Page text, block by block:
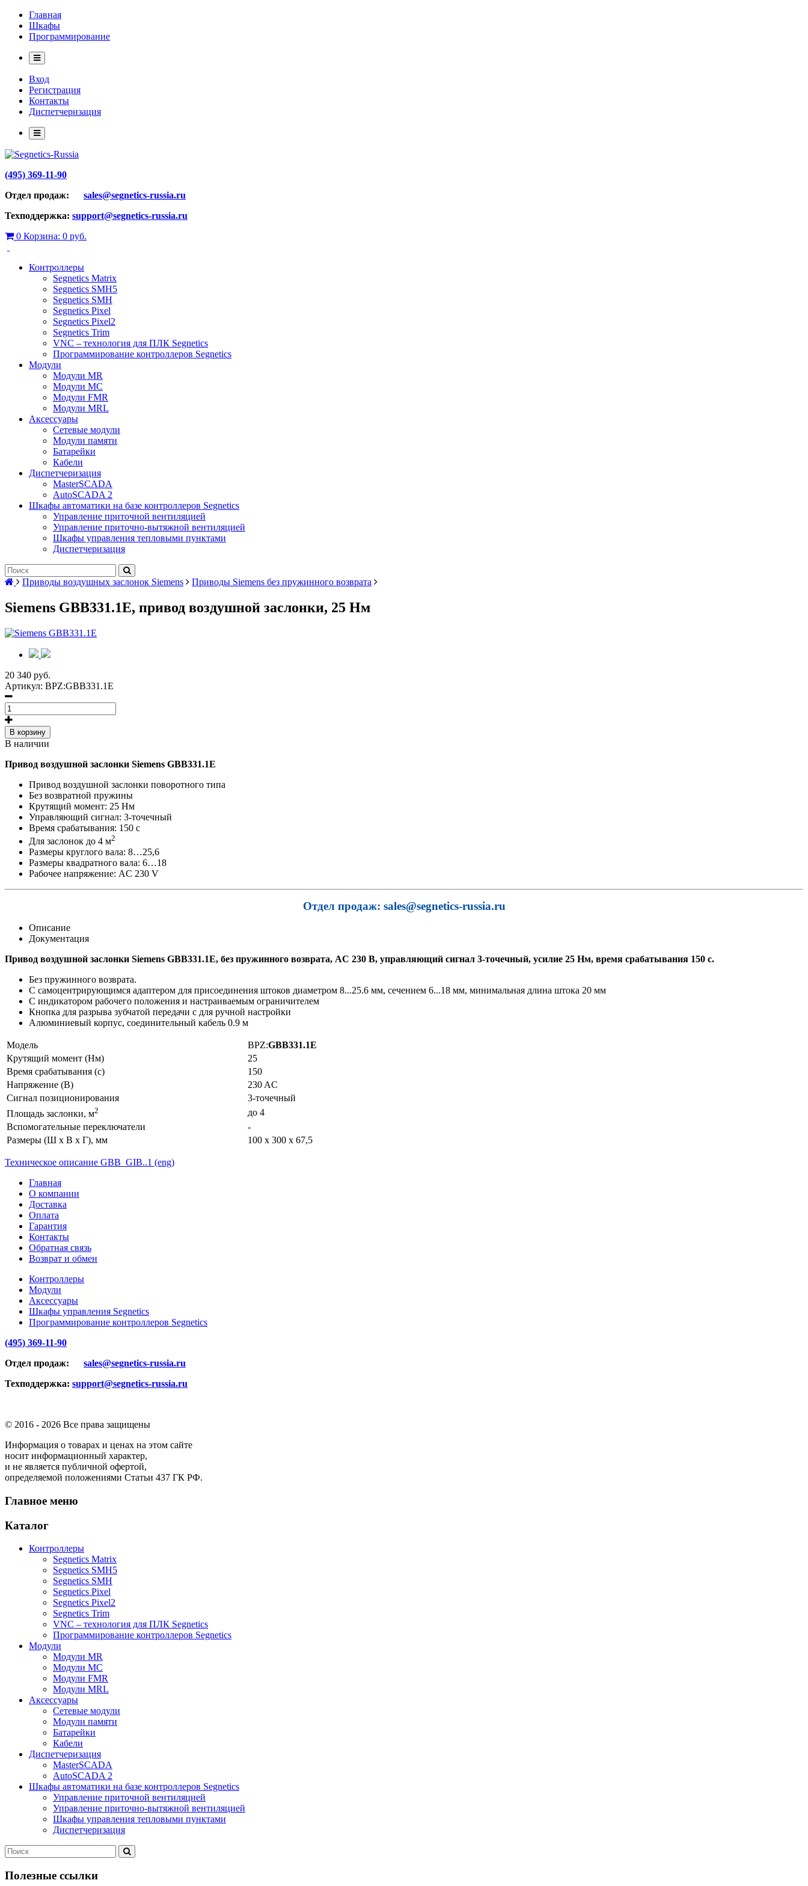
Главная
Шкафы
Программирование
Вход
Регистрация
Контакты
Диспетчеризация
(495) 369-11-90
Отдел продаж: sales@segnetics-russia.ru
Техподдержка: support@segnetics-russia.ru
0 Корзина: 0 руб.
Контроллеры
Segnetics Matrix
Segnetics SMH5
Segnetics SMH
Segnetics Pixel
Segnetics Pixel2
Segnetics Trim
VNC – технология для ПЛК Segnetics
Программирование контроллеров Segnetics
Модули
Модули MR
Модули MC
Модули FMR
Модули MRL
Аксеcсуары
Сетевые модули
Модули памяти
Батарейки
Кабели
Диспетчеризация
MasterSCADA
AutoSCADA 2
Шкафы автоматики на базе контроллеров Segnetics
Управление приточной вентиляцией
Управление приточно-вытяжной вентиляцией
Шкафы управления тепловыми пунктами
Диспетчеризация
Приводы воздушных заслонок Siemens Приводы Siemens без пружинного возврата
Siemens GBB331.1E, привод воздушной заслонки, 25 Нм
20 340 руб.
Артикул: BPZ:GBB331.1E
В корзину
В наличии
Привод воздушной заслонки Siemens GBB331.1E
Привод воздушной заслонки поворотного типа
Без возвратной пружины
Крутящий момент: 25 Нм
Управляющий сигнал: 3-точечный
Время срабатывания: 150 с
Для заслонок до 4 м2
Размеры круглого вала: 8…25,6
Размеры квадратного вала: 6…18
Рабочее напряжение: AC 230 V
Отдел продаж: sales@segnetics-russia.ru
Описание
Документация
Привод воздушной заслонки Siemens GBB331.1E, без пружинного возврата, AC 230 В, управляющий сигнал 3-точечный, усилие 25 Нм, время срабатывания 150 с.
Без пружинного возврата.
С самоцентрирующимся адаптером для присоединения штоков диаметром 8...25.6 мм, сечением 6...18 мм, минимальная длина штока 20 мм
С индикатором рабочего положения и настраиваемым ограничителем
Кнопка для разрыва зубчатой передачи с для ручной настройки
Алюминиевый корпус, соединительный кабель 0.9 м
Модель BPZ:GBB331.1E
Крутящий момент (Нм)
25
Время срабатывания (с)
150
Напряжение (В)
230 AC
Сигнал позиционирования
3-точечный
Площадь заслонки, м2
до 4
Вспомогательные переключатели
-
Размеры (Ш х В х Г), мм
100 x 300 x 67,5
Техническое описание GBB_GIB..1 (eng)
Главная
О компании
Доставка
Оплата
Гарантия
Контакты
Обратная связь
Возврат и обмен
Контроллеры
Модули
Аксессуары
Шкафы управления Segnetics
Программирование контроллеров Segnetics
(495) 369-11-90
Отдел продаж: sales@segnetics-russia.ru
Техподдержка: support@segnetics-russia.ru
© 2016 - 2026 Все права защищены
Информация о товарах и ценах на этом сайте
носит информационный характер,
и не является публичной офертой,
определяемой положениями Статьи 437 ГК РФ.
Главное меню
Каталог
Контроллеры
Segnetics Matrix
Segnetics SMH5
Segnetics SMH
Segnetics Pixel
Segnetics Pixel2
Segnetics Trim
VNC – технология для ПЛК Segnetics
Программирование контроллеров Segnetics
Модули
Модули MR
Модули MC
Модули FMR
Модули MRL
Аксеcсуары
Сетевые модули
Модули памяти
Батарейки
Кабели
Диспетчеризация
MasterSCADA
AutoSCADA 2
Шкафы автоматики на базе контроллеров Segnetics
Управление приточной вентиляцией
Управление приточно-вытяжной вентиляцией
Шкафы управления тепловыми пунктами
Диспетчеризация
Полезные ссылки